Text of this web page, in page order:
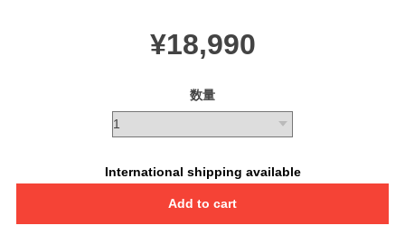
¥18,990
数量
International shipping available
Add to cart